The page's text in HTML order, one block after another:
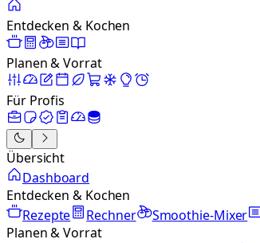
Entdecken & Kochen
Planen & Vorrat
Für Profis
Übersicht
Dashboard
Entdecken & Kochen
Rezepte
Rechner Smoothie-Mixer
Planen & Vorrat